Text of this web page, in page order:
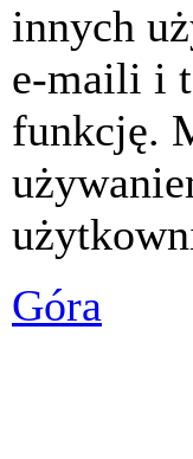
innych
e-maili i
funkcję.
Góra